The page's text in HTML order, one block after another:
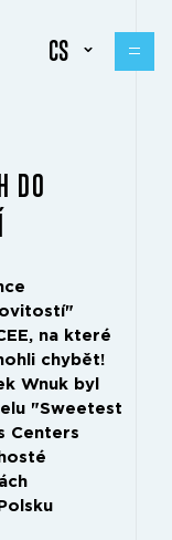
CS
DO
na které
chybět!
Wnuk byl
"Sweetest
Centers